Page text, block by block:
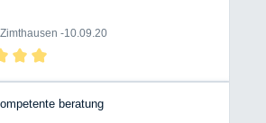
von 2(!) Tagen... WOW! BESSER
NICHT LAUFEN!! RIESENLOB
-10.09.20
beratung